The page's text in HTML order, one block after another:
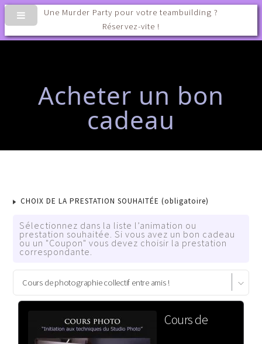
Une Murder Party pour votre teambuilding ?
Réservez-vite !
Acheter un bon
cadeau
CHOIX DE LA PRESTATION SOUHAITÉE(obligatoire)
Sélectionnez dans la liste l’animation ou
prestation souhaitée. Si vous avez un bon cadeau
ou un "Coupon" vous devez choisir la prestation
correspondante.
Cours de